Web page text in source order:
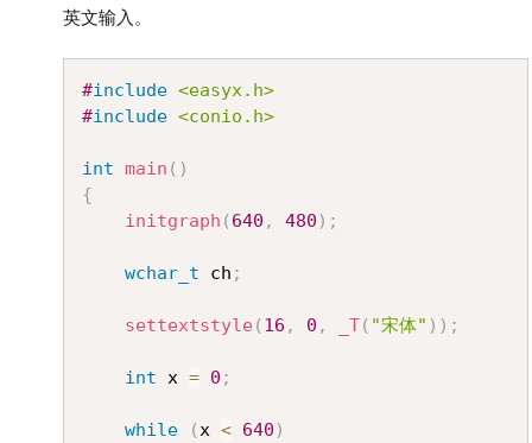
英文输入。
#include <easyx.h>
#include <conio.h>
int main ( )
{
initgraph ( 640 , 480 ) ;
wchar_t ch ;
settextstyle( 16 , 0 , _T( "宋体" ) ) ;
int x = 0 ;
while (x < 640 )